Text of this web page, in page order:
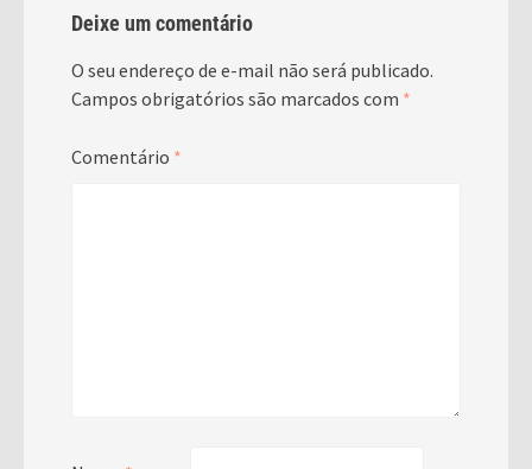
Deixe um comentário
O seu endereço de e-mail não será publicado.
Campos obrigatórios são marcados com *
Comentário *